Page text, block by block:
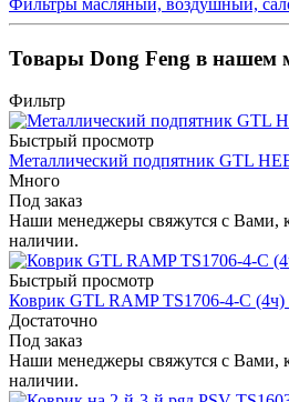
Товары Dong Feng в нашем
Фильтр
Быстрый просмотр
Металлический подпятник GTL
Много
Под заказ
Наши менеджеры свяжутся с Вами,
наличии.
Быстрый просмотр
Коврик GTL RAMP TS1706-4-C
Достаточно
Под заказ
Наши менеджеры свяжутся с Вами,
наличии.